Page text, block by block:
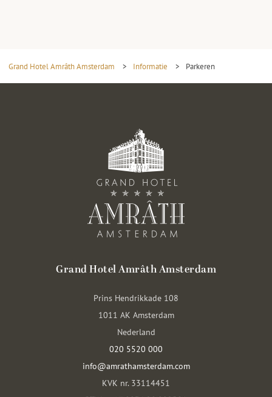
Grand Hotel Amrâth Amsterdam > Informatie > Parkeren
Grand Hotel Amrâth Amsterdam
Prins Hendrikkade 108
1011 AK Amsterdam
Nederland
020 5520 000
info@amrathamsterdam.com
KVK nr. 33114451